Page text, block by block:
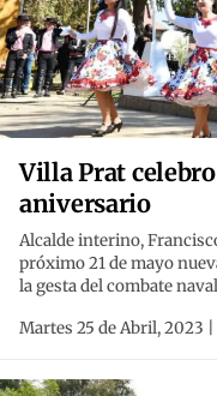
Villa Prat
aniversario
Alcalde interino,
próximo 21 de mayo
la gesta del combate
Martes 25 de Abril, 2023 |